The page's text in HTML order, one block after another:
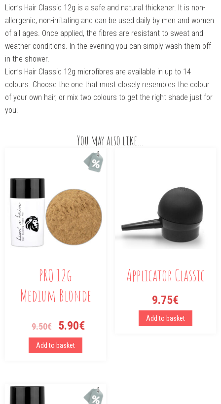
Lion’s Hair Classic 12g is a safe and natural thickener. It is non-
allergenic, non-irritating and can be used daily by men and women
of all ages. Once applied, the fibres are resistant to sweat and
weather conditions. In the evening you can simply wash them off
in the shower.
Lion’s Hair Classic 12g microfibres are available in up to 14
colours. Choose the one that most closely resembles the colour
of your own hair, or mix two colours to get the right shade just for
you!
You may also like…
PRO 12g
Medium Blonde
9.50€ 5.90€
Add to basket
Applicator Classic
9.75€
Add to basket